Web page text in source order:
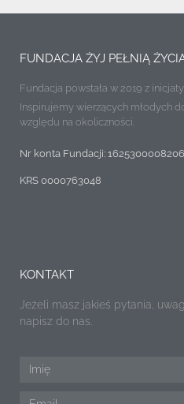
FUNDACJA ŻYJ PEŁNIĄ
Fundacja powstała w 2019 z
Inspirujemy wierzących młodych
względu na okoliczności.
Nr konta Fundacji:
KRS 0000763048
KONTAKT
Jeżeli masz jakieś pytania,
napisz do nas.